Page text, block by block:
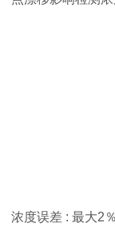
浓度误差 : 最大2